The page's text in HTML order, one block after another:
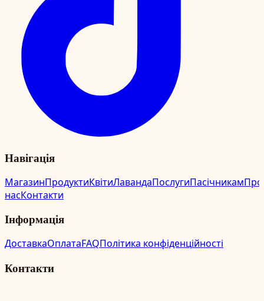
Навігація
МагазинПродуктиКвітиЛавандаПослугиПасічникамПро
насКонтакти
Інформація
ДоставкаОплатаFAQПолітика конфіденційності
Контакти